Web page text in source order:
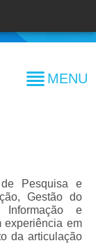
MENU
Pesquisa e
Gestão do
Informação e
experiência em
da articulação